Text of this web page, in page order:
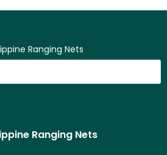
Ranging Nets
Ranging Nets